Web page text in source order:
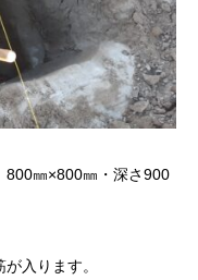
800㎜×800㎜・深さ900
入ります。